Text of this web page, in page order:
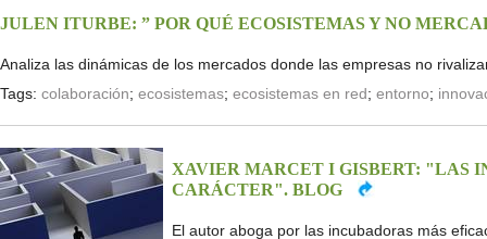
JULEN ITURBE: ” POR QUÉ ECOSISTEMAS Y NO
Analiza las dinámicas de los mercados donde las empresas no
Tags: colaboración; ecosistemas; ecosistemas en red; entorno;
XAVIER MARCET I GISBERT: "LAS
CARÁCTER". BLOG
El autor aboga por las incubadoras más